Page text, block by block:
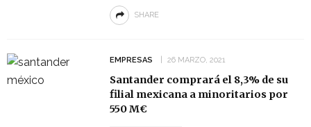
SHARE
EMPRESAS 26 MARZO, 2021
Santander comprará el 8,3% de su
filial mexicana a minoritarios por
550 M€